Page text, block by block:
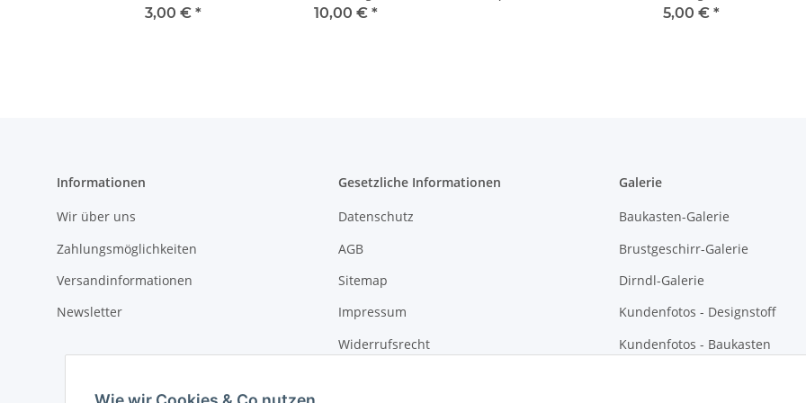
3,00 € *
10,00 € *
5,00 € *
Informationen
Wir über uns
Zahlungsmöglichkeiten
Versandinformationen
Newsletter
Gesetzliche Informationen
Datenschutz
AGB
Sitemap
Impressum
Widerrufsrecht
Galerie
Baukasten-Galerie
Brustgeschirr-Galerie
Dirndl-Galerie
Kundenfotos - Designstoff
Kundenfotos - Baukasten